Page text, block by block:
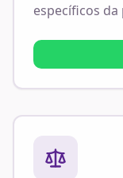
específicos da